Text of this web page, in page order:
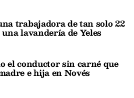
trabajadora de tan solo 22
lavandería de Yeles
el conductor sin carné que
e hija en Novés